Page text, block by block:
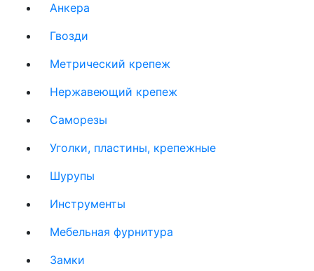
Анкера
Гвозди
Метрический крепеж
Нержавеющий крепеж
Саморезы
Уголки, пластины, крепежные
Шурупы
Инструменты
Мебельная фурнитура
Замки